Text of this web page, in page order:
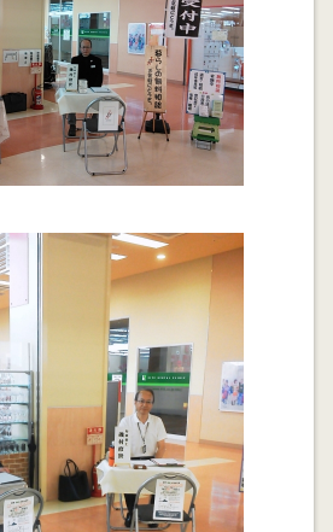
と事業承継
催の「事業承継シンポジウム」に
業は地域社会の身近な経営の相談
近にこだわっていること
に知るべき現実(カネ)
に知るべき現実(モノ)